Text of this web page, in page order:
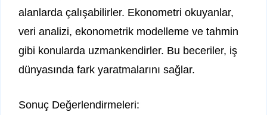
alanlarda çalışabilirler. Ekonometri okuyanlar,
veri analizi, ekonometrik modelleme ve tahmin
gibi konularda uzmankendirler. Bu beceriler, iş
dünyasında fark yaratmalarını sağlar.
Sonuç Değerlendirmeleri: